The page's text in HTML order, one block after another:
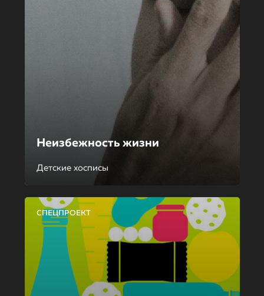
Неизбежность жизни
Детские хосписы
СПЕЦПРОЕКТ